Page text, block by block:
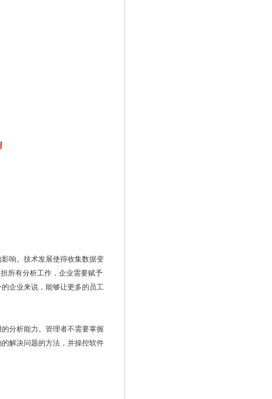
响。技术发展使得收集数据变
所有分析工作，企业需要赋予
企业来说，能够让更多的员工
分析能力。管理者不需要掌握
解决问题的方法，并操控软件